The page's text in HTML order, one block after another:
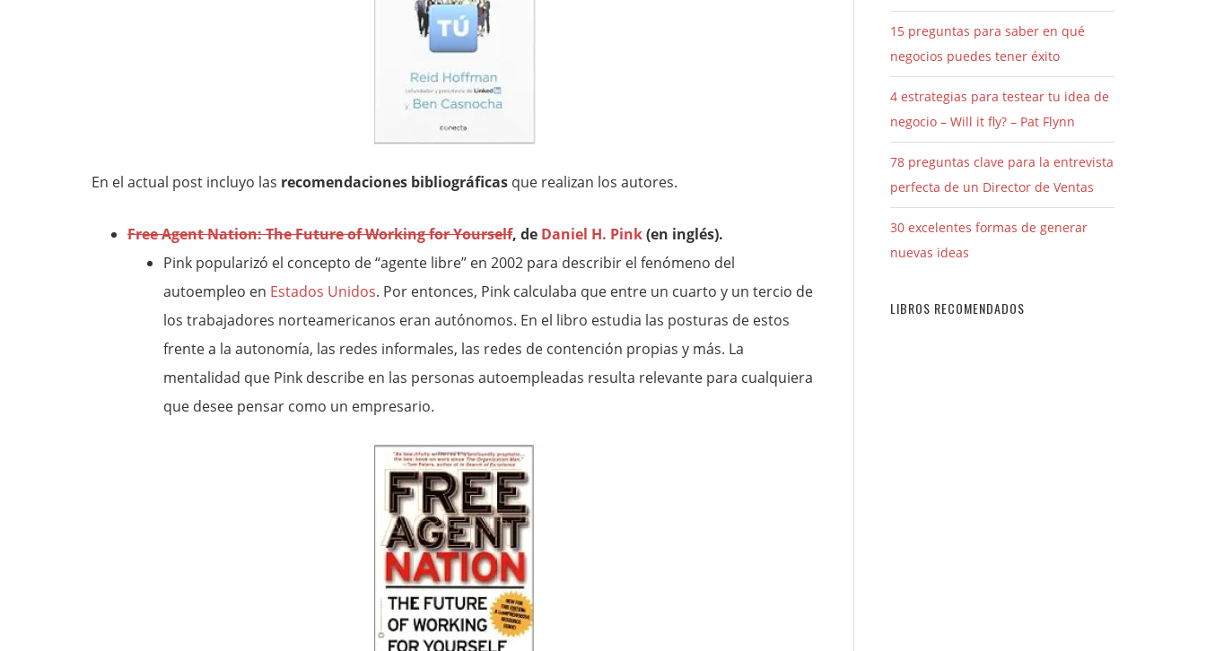
En el actual post incluyo las recomendaciones bibliográficas que realizan los autores.
Free Agent Nation: The Future of Working for Yourself, de Daniel H. Pink(en inglés).
Pink popularizó el concepto de “agente libre” en 2002 para describir el fenómeno del
autoempleo en Estados Unidos. Por entonces, Pink calculaba que entre un cuarto y un tercio de
los trabajadores norteamericanos eran autónomos. En el libro estudia las posturas de estos
frente a la autonomía, las redes informales, las redes de contención propias y más. La
mentalidad que Pink describe en las personas autoempleadas resulta relevante para cualquiera
que desee pensar como un empresario.
15 preguntas para saber en qué
negocios puedes tener éxito
4 estrategias para testear tu idea de
negocio – Will it fly? – Pat Flynn
78 preguntas clave para la entrevista
perfecta de un Director de Ventas
30 excelentes formas de generar
nuevas ideas
LIBROS RECOMENDADOS